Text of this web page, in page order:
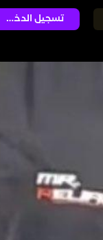
تسجيل الدخول